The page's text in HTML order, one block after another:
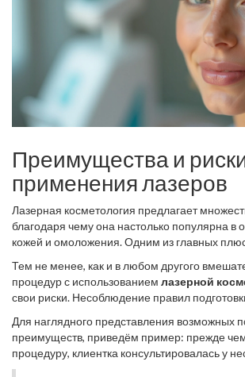
долгосрочной перспективе.
Преимущества и
применения лазеров
Лазерная косметология предлагает
благодаря чему она настолько популярна в
кожей и омоложения. Одним из главных
инвазивны, чем традиционные
Это означает, что пациенты могут избежать
длительного периода реабилитации.
концентрируется на глубинных слоях кожи,
выработку коллагена. В результате кожа
упругой, гладкой, морщины и неровности
делает лицо заметно моложе и свежей.
Тем не менее, как и в любом другого
процедур с использованием лазерной
свои риски. Несоблюдение правил
рубцам. Очень важно, чтобы процедуру
квалифицированный специалист с опытом
терапии. Кроме того, есть определенные
Для наглядного представления возможных
преимуществ, приведём пример: прежде
процедуру, клиентка консультировалась у
специалистов, которые разъяснили ей все